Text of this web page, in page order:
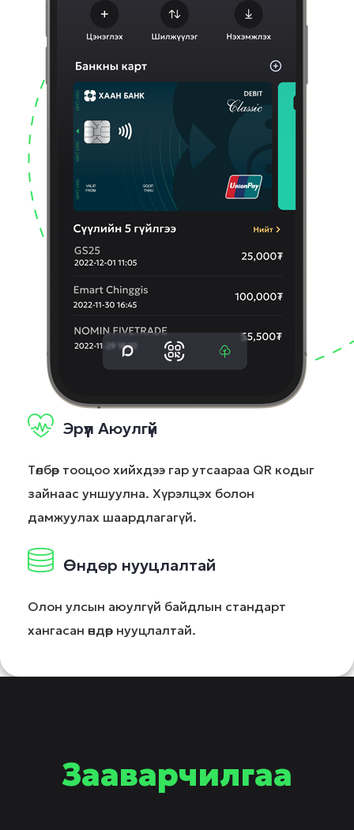
Эрүүл Аюулгүй
Төлбөр тооцоо хийхдээ гар утсаараа QR кодыг
зайнаас уншуулна. Хүрэлцэх болон
дамжуулах шаардлагагүй.
Өндөр нууцлалтай
Олон улсын аюулгүй байдлын стандарт
хангасан өндөр нууцлалтай.
Зааварчилгаа